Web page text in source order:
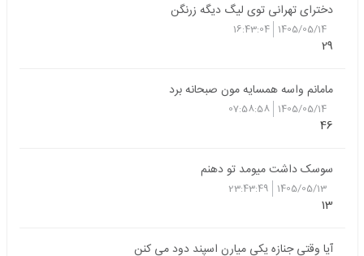
دخترای تهرانی توی لیگ دیگه زرنگن
1405/05/14
16:43:04
29
مامانم واسه همسایه مون صبحانه برد
1405/05/14
07:58:58
46
سوسک داشت میومد تو دهنم
1405/05/13
23:43:49
13
آیا وقتی جنازه یکی میارن اسپند دود می کنن